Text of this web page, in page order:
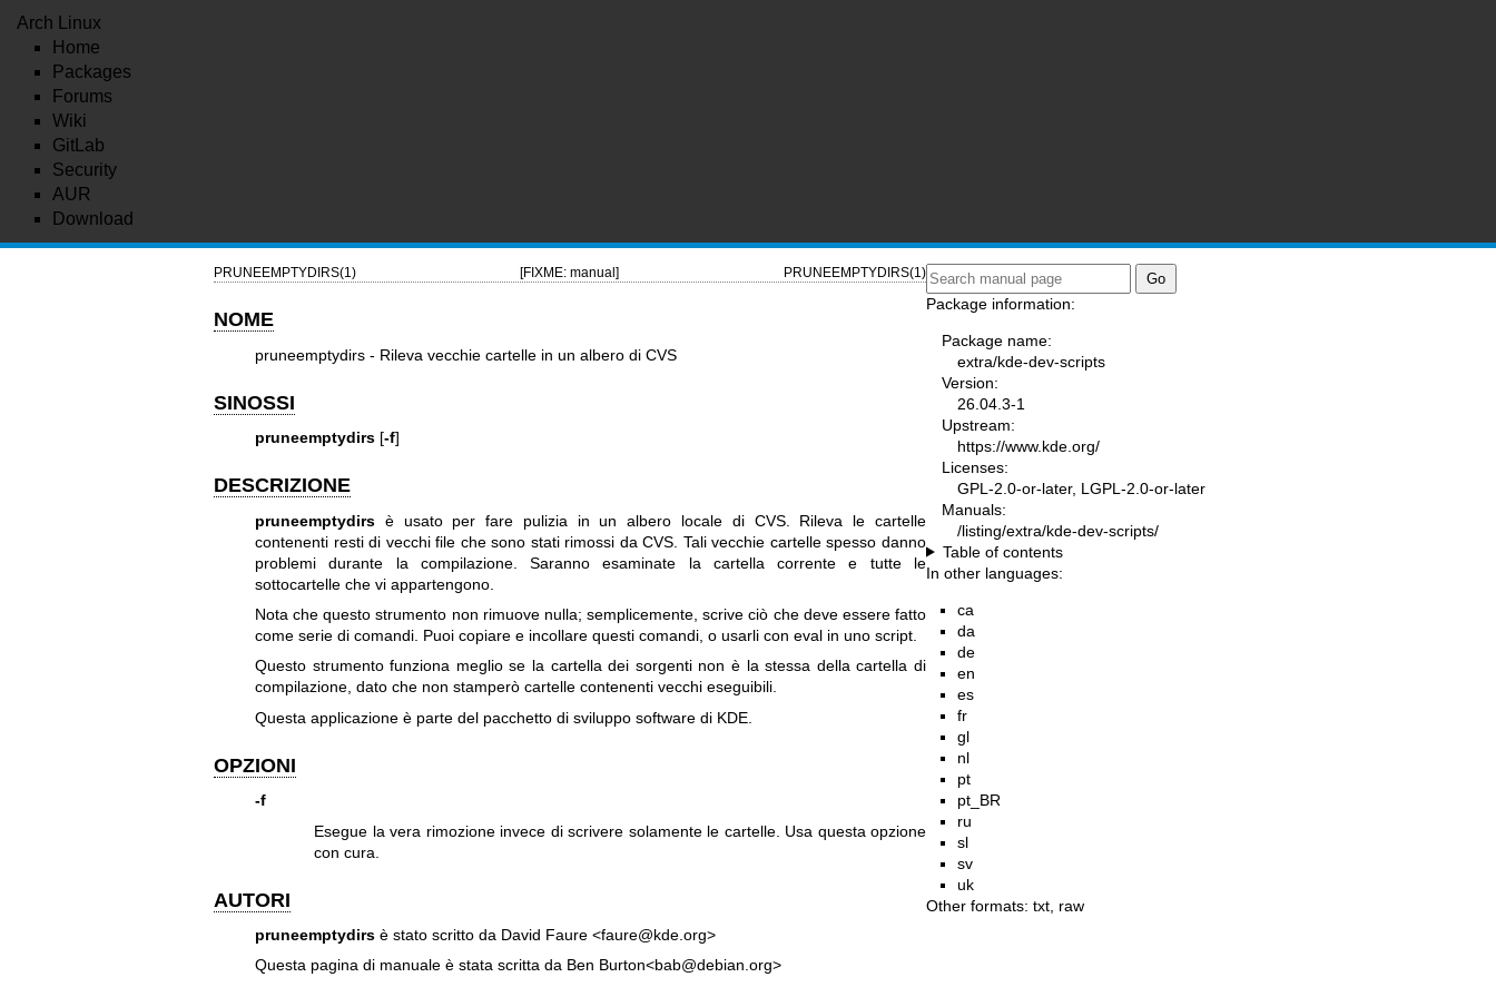
Arch Linux
Home
Packages
Forums
Wiki
GitLab
Security
AUR
Download
PRUNEEMPTYDIRS(1) [FIXME: manual] PRUNEEMPTYDIRS(1)
NOME
pruneemptydirs - Rileva vecchie cartelle in un albero di CVS
SINOSSI
pruneemptydirs[-f]
DESCRIZIONE
pruneemptydirsè usato per fare pulizia in un albero locale di CVS. Rileva le cartelle
contenenti resti di vecchi file che sono stati rimossi da CVS. Tali vecchie cartelle spesso danno
problemi durante la compilazione. Saranno esaminate la cartella corrente e tutte le
sottocartelle che vi appartengono.
Nota che questo strumento non rimuove nulla; semplicemente, scrive ciò che deve essere fatto
come serie di comandi. Puoi copiare e incollare questi comandi, o usarli con eval in uno script.
Questo strumento funziona meglio se la cartella dei sorgenti non è la stessa della cartella di
compilazione, dato che non stamperò cartelle contenenti vecchi eseguibili.
Questa applicazione è parte del pacchetto di sviluppo software di KDE.
OPZIONI
-f
Esegue la vera rimozione invece di scrivere solamente le cartelle. Usa questa opzione
con cura.
AUTORI
pruneemptydirsè stato scritto da David Faure <faure@kde.org>
Questa pagina di manuale è stata scritta da Ben Burton<bab@debian.org>
Package information:
Package name:
extra/kde-dev-scripts
Version:
26.04.3-1
Upstream:
https://www.kde.org/
Licenses:
GPL-2.0-or-later, LGPL-2.0-or-later
Manuals:
/listing/extra/kde-dev-scripts/
Table of contents
In other languages:
ca
da
de
en
es
fr
gl
nl
pt
pt_BR
ru
sl
sv
uk
Other formats: txt raw